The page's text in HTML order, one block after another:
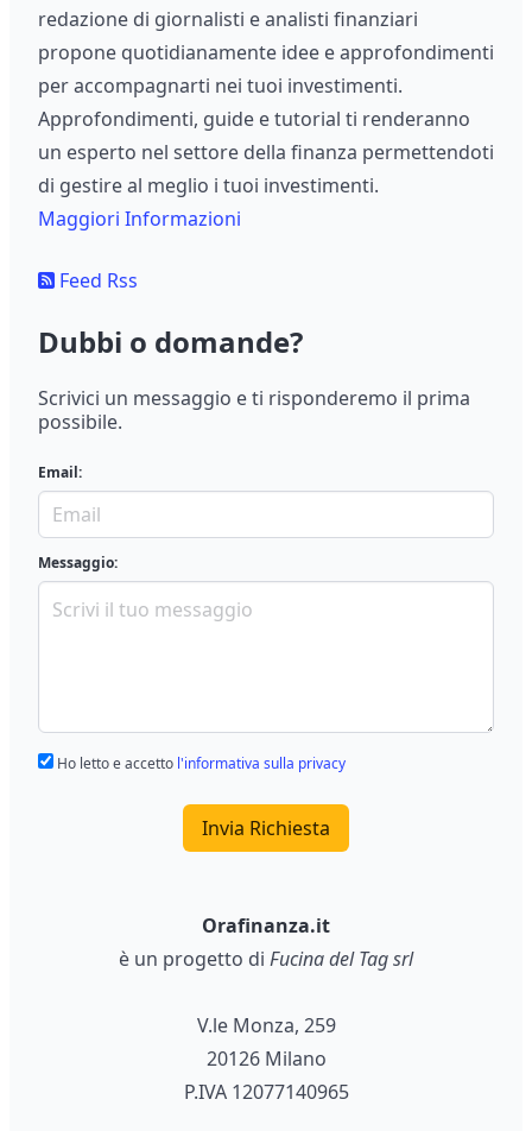
redazione di giornalisti e analisti finanziari
propone quotidianamente idee e approfondimenti
per accompagnarti nei tuoi investimenti.
Approfondimenti, guide e tutorial ti renderanno
un esperto nel settore della finanza permettendoti
di gestire al meglio i tuoi investimenti.
Maggiori Informazioni
Feed Rss
Dubbi o domande?
Scrivici un messaggio e ti risponderemo il prima
possibile.
Email:
Messaggio:
Ho letto e accetto l'informativa sulla privacy
Invia Richiesta
Orafinanza.it
è un progetto di Fucina del Tag srl
V.le Monza, 259
20126 Milano
P.IVA 12077140965